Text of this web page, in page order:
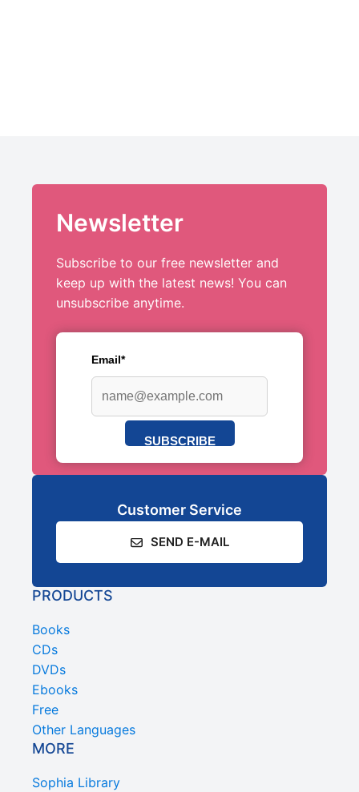
Newsletter
Subscribe to our free newsletter and
keep up with the latest news! You can
unsubscribe anytime.
Email*
SUBSCRIBE
Customer Service
SEND E-MAIL
PRODUCTS
Books
CDs
DVDs
Ebooks
Free
Other Languages
MORE
Sophia Library